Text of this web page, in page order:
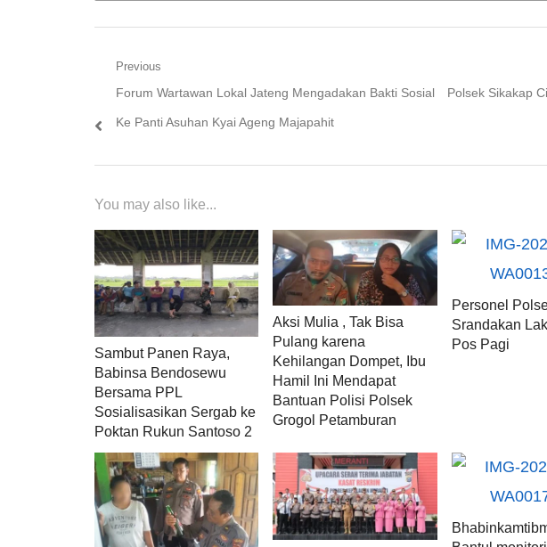
Navigasi
pos
Previous
Previous
post:
Forum Wartawan Lokal Jateng Mengadakan Bakti Sosial
Ke Panti Asuhan Kyai Ageng Majapahit
Next
Polsek Sikakap
You may also like...
Sambut Panen Raya,
Babinsa Bendosewu
Bersama PPL
Sosialisasikan Sergab ke
Poktan Rukun Santoso 2
Aksi Mulia , Tak Bisa
Pulang karena
Kehilangan Dompet, Ibu
Hamil Ini Mendapat
Bantuan Polisi Polsek
Grogol Petamburan
Personel
Srandakan
Pos Pagi